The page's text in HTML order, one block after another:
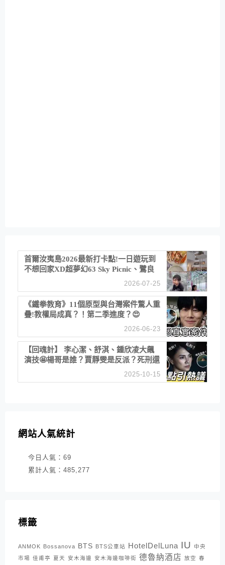
首爾汝夷島2026最新打卡點!一日遊玩到
不想回家XD超夢幻63 Sky Picnic、鷺良
津帝王蟹大餐、《淚之女王》拍攝地、漢
江公園免費玩水
2026-07-25
《鐵拳教育》11個原型與台灣案件驚人重
疊!教權局成真？！第二季進度？😍
2026-06-23
【回魂計】 李心潔、舒淇、鍾欣凌大飆
演技🤩楊哥是誰？賈靜雯是反派？死刑還
2025-10-15
網站人氣統計
今日人氣： 69
累計人氣： 485,277
標籤
ANMOK Bossanova BTS BTS公車站 HotelDelLuna IU
中央
市場 佳甫亭 夏天 安木海邊 安木海邊咖啡街 德魯納酒店 放空 春